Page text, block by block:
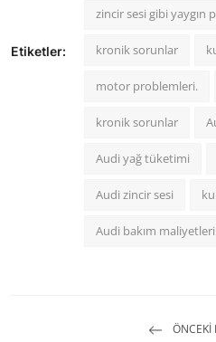
Etiketler:
zincir sesi gibi yaygın
kronik sorunlar
motor problemleri.
kronik sorunlar
Audi yağ tüketimi
Audi zincir sesi
Audi bakım maliyetleri
ÖNCEKI